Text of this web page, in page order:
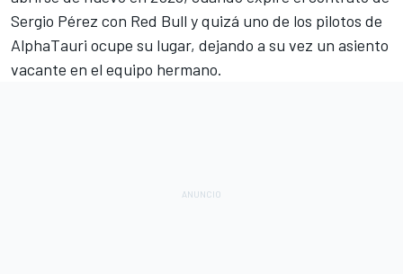
Sergio Pérez con Red Bull y quizá uno de los pilotos de
AlphaTauri ocupe su lugar, dejando a su vez un asiento
vacante en el equipo hermano.